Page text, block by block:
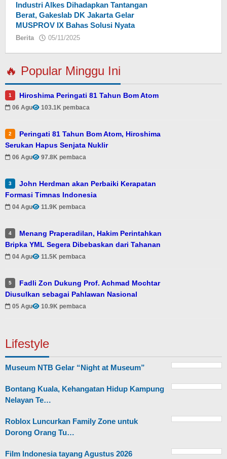
Industri Alkes Dihadapkan Tantangan
Berat, Gakeslab DK Jakarta Gelar
MUSPROV IX Bahas Solusi Nyata
Berita 05/11/2025
🔥 Popular Minggu Ini
1 Hiroshima Peringati 81 Tahun Bom Atom
06 Agu 103.1K pembaca
2
Peringati 81 Tahun Bom Atom, Hiroshima
Serukan Hapus Senjata Nuklir
06 Agu 97.8K pembaca
3
John Herdman akan Perbaiki Kerapatan
Formasi Timnas Indonesia
04 Agu 11.9K pembaca
4
Menang Praperadilan, Hakim Perintahkan
Bripka YML Segera Dibebaskan dari Tahanan
04 Agu 11.5K pembaca
5
Fadli Zon Dukung Prof. Achmad Mochtar
Diusulkan sebagai Pahlawan Nasional
05 Agu 10.9K pembaca
Lifestyle
Museum NTB Gelar “Night at Museum”
Bontang Kuala, Kehangatan Hidup Kampung
Nelayan Te…
Roblox Luncurkan Family Zone untuk
Dorong Orang Tu…
Film Indonesia tayang Agustus 2026